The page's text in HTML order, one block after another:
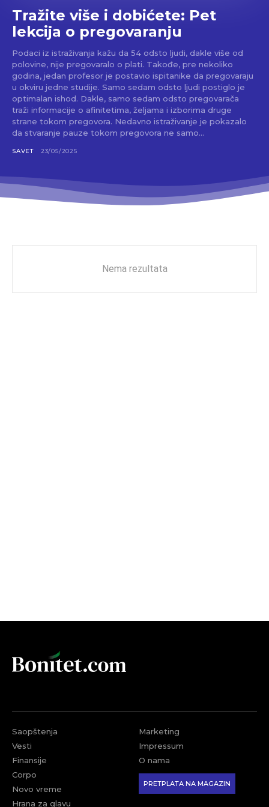
Tražite više i dobićete: Pet
lekcija o pregovaranju
Podaci iz istraživanja kažu da 54 odsto ljudi, dakle više od
polovine, nije pregovaralo o plati. Takođe, pre nekoliko
godina, jedan profesor je postavio ispitanike da pregovaraju
u okviru jedne studije. Samo sedam odsto ljudi postiglo je
optimalan ishod. Dakle, samo sedam odsto pregovarača
traži informacije o afinitetima, željama i izborima druge
strane tokom pregovora. Nedavno istraživanje je pokazalo
da stvaranje pauze tokom pregovora ne samo...
SAVET 23/05/2025
Nema rezultata
Saopštenja
Vesti
Finansije
Corpo
Novo vreme
Hrana za glavu
Marketing
Impressum
O nama
PRETPLATA NA MAGAZIN